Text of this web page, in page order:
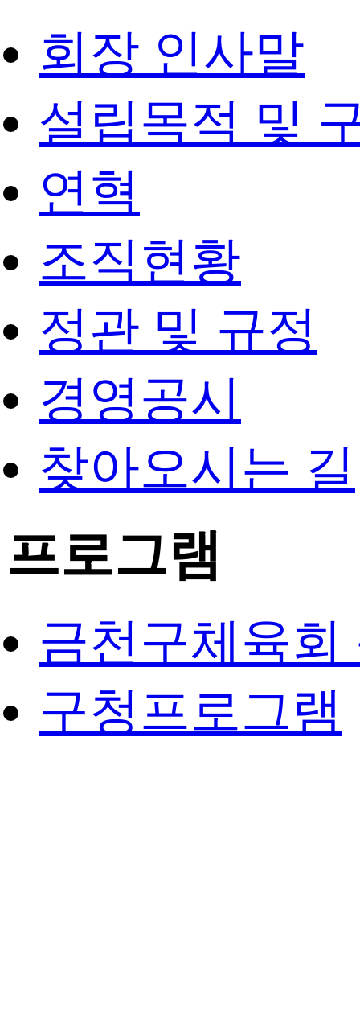
회장 인사말
설립목적 및
연혁
조직현황
정관 및 규정
경영공시
찾아오시는 길
프로그램
금천구체육회
구청프로그램